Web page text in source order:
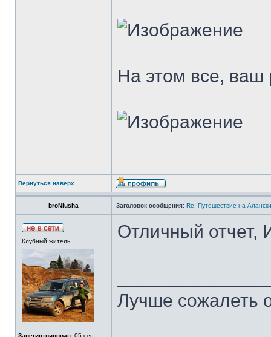
На этом все, ваш
Вернуться наверх
broNiusha Заголовок сообщения: Re: Путешествие на
Клубный житель
Зарегистрирован: 05 сен
Отличный отчет,
Лучше сожалеть